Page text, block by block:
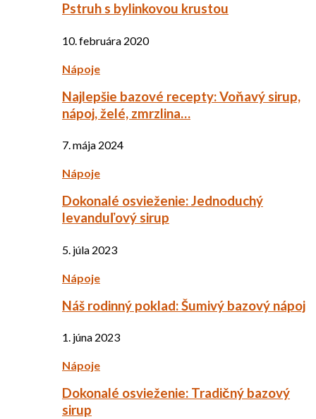
Pstruh s bylinkovou krustou
10. februára 2020
Nápoje
Najlepšie bazové recepty: Voňavý sirup,
nápoj, želé, zmrzlina…
7. mája 2024
Nápoje
Dokonalé osvieženie: Jednoduchý
levanduľový sirup
5. júla 2023
Nápoje
Náš rodinný poklad: Šumivý bazový nápoj
1. júna 2023
Nápoje
Dokonalé osvieženie: Tradičný bazový
sirup